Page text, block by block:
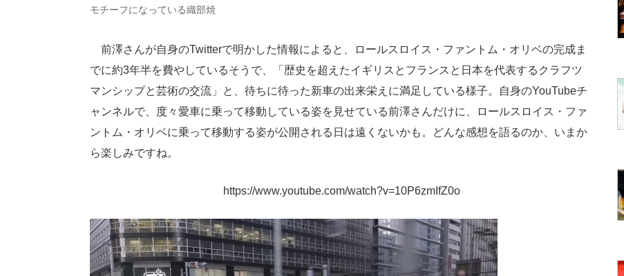
モチーフになっている織部焼
前澤さんが自身のTwitterで明かした情報によると、ロールスロイス・ファントム・オリベの完成ま
でに約3年半を費やしているそうで、「歴史を超えたイギリスとフランスと日本を代表するクラフツ
マンシップと芸術の交流」と、待ちに待った新車の出来栄えに満足している様子。自身のYouTubeチ
ャンネルで、度々愛車に乗って移動している姿を見せている前澤さんだけに、ロールスロイス・ファ
ントム・オリベに乗って移動する姿が公開される日は遠くないかも。どんな感想を語るのか、いまか
ら楽しみですね。
https://www.youtube.com/watch?v=10P6zmIfZ0o